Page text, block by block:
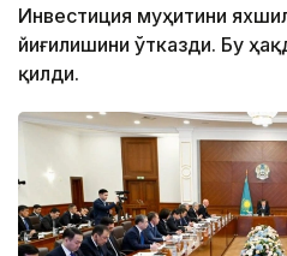
Инвестиция муҳитини
йиғилишини ўтказди. Бу
қилди.